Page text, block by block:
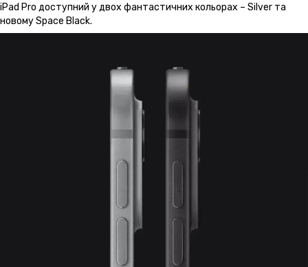
iPad Pro доступний у двох фантастичних кольорах – Silver та
новому Space Black.